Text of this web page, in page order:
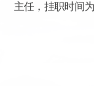
主任，挂职时间为